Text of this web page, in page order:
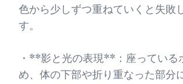
色から少しずつ重ねていくと失敗
す。
・**影と光の表現**：座っている
め、体の下部や折り重なった部分